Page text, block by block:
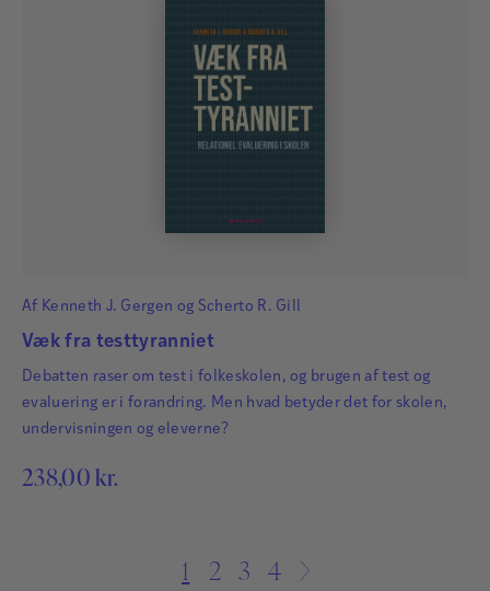
Af Kenneth J. Gergen og Scherto R. Gill
Væk fra testtyranniet
Debatten raser om test i folkeskolen, og brugen af test og
evaluering er i forandring. Men hvad betyder det for skolen,
undervisningen og eleverne?
238,00 kr.
1 2 3 4 →